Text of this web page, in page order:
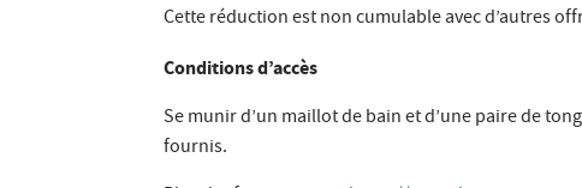
Cette réduction est non cumulable avec d’autres
Conditions d’accès
Se munir d’un maillot de bain et d’une paire de
fournis.